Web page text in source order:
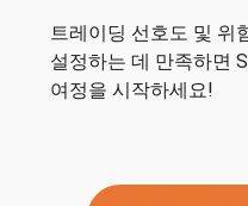
트레이딩 선호도 및 위
설정하는 데 만족하면
여정을 시작하세요!